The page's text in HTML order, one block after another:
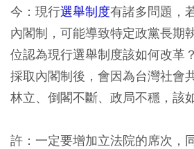
今：現行選舉制度有諸多問題，
內閣制，可能導致特定政黨長期
位認為現行選舉制度該如何改革
採取內閣制後，會因為台灣社會
林立、倒閣不斷、政局不穩，該
許：一定要增加立法院的席次，